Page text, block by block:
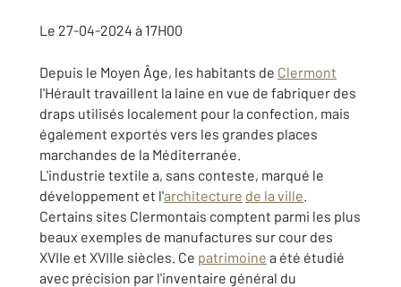
Le 27-04-2024 à 17H00
Depuis le Moyen Âge, les habitants de Clermont
l'Hérault travaillent la laine en vue de fabriquer des
draps utilisés localement pour la confection, mais
également exportés vers les grandes places
marchandes de la Méditerranée.
L'industrie textile a, sans conteste, marqué le
développement et l'architecture de la ville.
Certains sites Clermontais comptent parmi les plus
beaux exemples de manufactures sur cour des
XVIIe et XVIIIe siècles. Ce patrimoine a été étudié
avec précision par l'inventaire général du